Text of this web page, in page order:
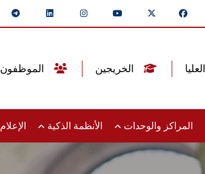
المراكز والوحدات الأنظمة الذكية الإعلام